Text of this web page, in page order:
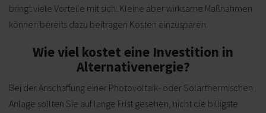
bringt viele Vorteile mit sich. Kleine aber wirksame Maßnahmen
können bereits dazu beitragen Kosten einzusparen.
Wie viel kostet eine Investition in
Alternativenergie?
Bei der Anschaffung einer Photovoltaik- oder Solarthermischen
Anlage sollten Sie auf lange Frist gesehen, nicht die billigste